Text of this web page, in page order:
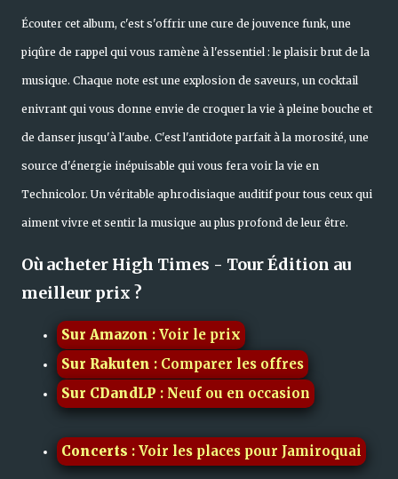
Écouter cet album, c'est s'offrir une cure de jouvence funk, une
piqûre de rappel qui vous ramène à l'essentiel : le plaisir brut de la
musique. Chaque note est une explosion de saveurs, un cocktail
enivrant qui vous donne envie de croquer la vie à pleine bouche et
de danser jusqu'à l'aube. C'est l'antidote parfait à la morosité, une
source d'énergie inépuisable qui vous fera voir la vie en
Technicolor. Un véritable aphrodisiaque auditif pour tous ceux qui
aiment vivre et sentir la musique au plus profond de leur être.
Où acheter High Times - Tour Édition au
meilleur prix ?
Sur Amazon : Voir le prix
Sur Rakuten : Comparer les offres
Sur CDandLP : Neuf ou en occasion
Concerts : Voir les places pour Jamiroquai